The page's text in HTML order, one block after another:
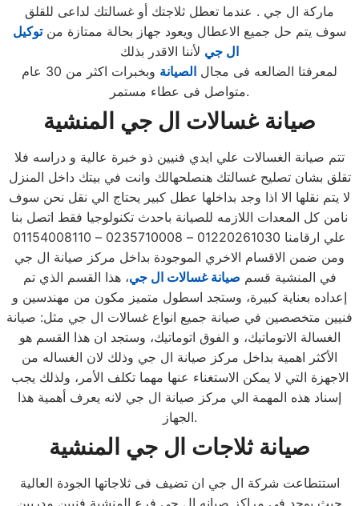
ماركة ال جي . عندما تعطل ثلاجتك أو غسالتك لداعى للقلق
سوف يتم حل جميع الاعطال ويعود جهاز بحالة ممتازة منتوكيل
ال جي لأننا الاقدر بذلك
لمعرفتا الضالعه فى مجال الصيانة
وبخبرات اكثر من 30 عام
متواصل فى عطاء مستمر.
صيانة غسالات ال جي المنشية
تتم صيانة الغسالات علي ايدي فنيين ذو خبرة عالية و دراسه فلا
تقلق بشان تصليح غسالتك هنصلحهالك وانت في بيتك داخل المنزل
لا يتم نقلها الا اذا وجد بداخلها عطل كبير يحتاج الي نقل نحن سوف
نامن كل المعدات اللازمه للصيانة باحدث تكنولوجيا فقط اتصل بنا
علي ارقامنا 01220261030 – 0235710008 – 01154008110
ومن ضمن الاقسام الاخري الموجودة بداخل مركز صيانة ال جي
في المنشية قسم صيانة غسالات ال جي، هذا القسم الذي تم
إعداده بعناية كبيرة، وستجد اسطول متميز مكون من مهندسين و
فنيين متخصصين في صيانة جميع انواع غسالات ال جي مثل: صيانة
الغسالة الاتوماتيك، و الفوق اتوماتيك، وستجد ان هذا القسم هو
الأكثر اهمية بداخل مركز صيانة ال جي وذلك لان الغساله من
الاجهزة التي لا يمكن الاستغناء عنها مهما تكلف الأمر، ولذلك يجب
إسناد هذه المهمة الي مركز صيانة ال جي لانه يعرف أهمية هذا
الجهاز.
صيانة ثلاجات ال جي المنشية
استتطاعت شركة ال جي ان تضيف فى ثلاجاتها الجودة العالية
حيث يوجد في مراكز صيانه ال جي فرع المنشية فنيين مدربين